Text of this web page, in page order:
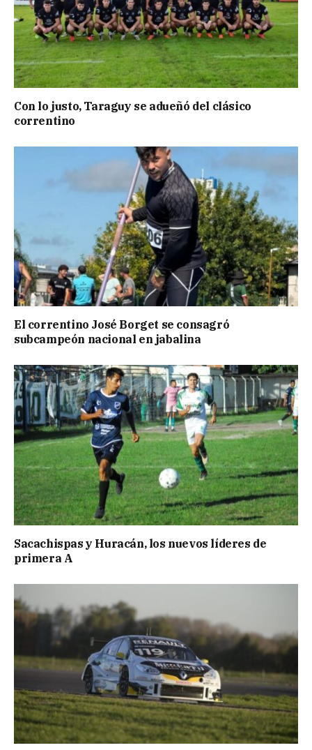
Con lo justo, Taraguy se adueñó del clásico
correntino
El correntino José Borget se consagró
subcampeón nacional en jabalina
Sacachispas y Huracán, los nuevos líderes de
primera A